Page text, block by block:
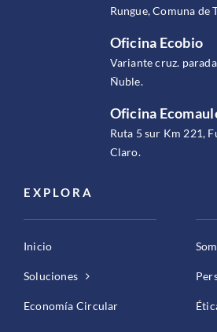
Rungue, Comuna de
Oficina Ecobio
Variante cruz.
Ñuble.
Oficina
Ruta 5 sur Km 221,
Claro.
EXPLORA
Inicio
Soluciones
Economía Circular